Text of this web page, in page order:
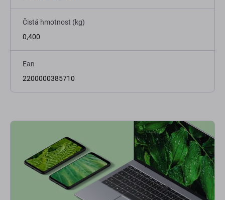
Čistá hmotnost (kg)
0,400
Ean
2200000385710